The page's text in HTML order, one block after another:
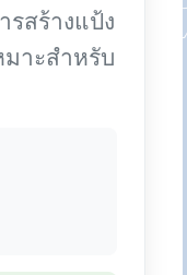
รสร้างแป้ง
าะสำหรับ